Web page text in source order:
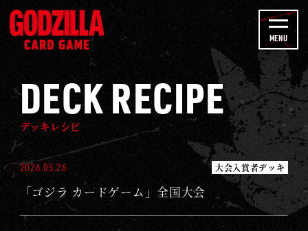
l
D
E
R
I
P
MENU
DECK RECIPE
デッキレシピ
2026.05.26 大会入賞者デッキ
「ゴジラ カードゲーム」全国大会